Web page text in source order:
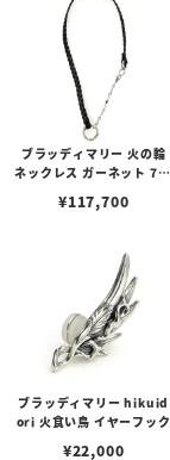
ブラッディマリー 火の輪
ネックレス ガーネット 70c
¥117,700
ブラッディマリー hikuid
ori 火食い鳥 イヤーフック
¥22,000